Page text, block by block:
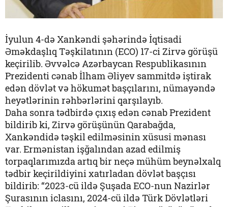
İyulun 4-də Xankəndi şəhərində İqtisadi
Əməkdaşlıq Təşkilatının (ECO) 17-ci Zirvə görüşü
keçirilib. Əvvəlcə Azərbaycan Respublikasının
Prezidenti cənab İlham Əliyev sammitdə iştirak
edən dövlət və hökumət başçılarını, nümayəndə
heyətlərinin rəhbərlərini qarşılayıb.
Daha sonra tədbirdə çıxış edən cənab Prezident
bildirib ki, Zirvə görüşünün Qarabağda,
Xankəndidə təşkil edilməsinin xüsusi mənası
var. Ermənistan işğalından azad edilmiş
torpaqlarımızda artıq bir neçə mühüm beynəlxalq
tədbir keçirildiyini xatırladan dövlət başçısı
bildirib: “2023-cü ildə Şuşada ECO-nun Nazirlər
Şurasının iclasını, 2024-cü ildə Türk Dövlətləri